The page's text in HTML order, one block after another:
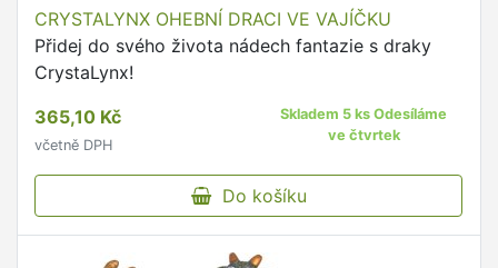
CRYSTALYNX OHEBNÍ DRACI VE VAJÍČKU
Přidej do svého života nádech fantazie s draky
CrystaLynx!
365,10 Kč
včetně DPH
Skladem 5 ks Odesíláme
ve čtvrtek
Do košíku